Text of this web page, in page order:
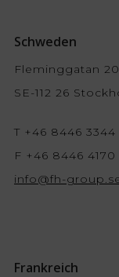
Schweden
Fleminggatan 20
SE-112 26
T +46 8446 3344
F +46 8446 4170
info@fh-
Frankreich